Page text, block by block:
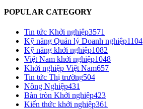
POPULAR CATEGORY
Tin tức Khởi nghiệp3571
Kỹ năng Quản lý Doanh nghiệp1104
Kỹ năng khởi nghiệp1082
Việt Nam khởi nghiệp1048
Khởi nghiệp Việt Nam657
Tin tức Thị trường504
Nông Nghiệp431
Bàn tròn Khởi nghiệp423
Kiến thức khởi nghiệp361